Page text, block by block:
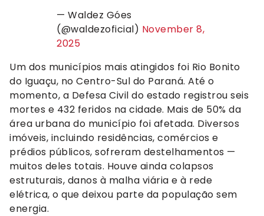
— Waldez Góes
(@waldezoficial) November 8,
2025
Um dos municípios mais atingidos foi Rio Bonito
do Iguaçu, no Centro-Sul do Paraná. Até o
momento, a Defesa Civil do estado registrou seis
mortes e 432 feridos na cidade. Mais de 50% da
área urbana do município foi afetada. Diversos
imóveis, incluindo residências, comércios e
prédios públicos, sofreram destelhamentos —
muitos deles totais. Houve ainda colapsos
estruturais, danos à malha viária e à rede
elétrica, o que deixou parte da população sem
energia.